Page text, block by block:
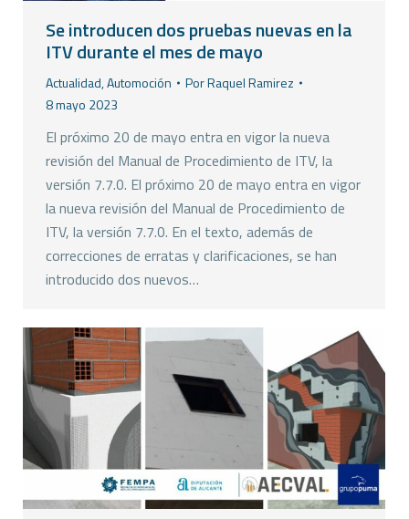
Se introducen dos pruebas nuevas en la
ITV durante el mes de mayo
Actualidad,Automoción PorRaquel Ramirez
8 mayo 2023
El próximo 20 de mayo entra en vigor la nueva
revisión del Manual de Procedimiento de ITV, la
versión 7.7.0. El próximo 20 de mayo entra en vigor
la nueva revisión del Manual de Procedimiento de
ITV, la versión 7.7.0. En el texto, además de
correcciones de erratas y clarificaciones, se han
introducido dos nuevos…